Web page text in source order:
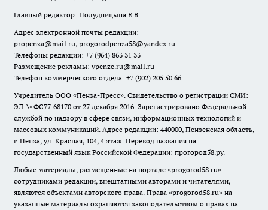
Главный редактор: Полудницына Е.В.
Адрес электронной почты редакции:
propenza@mail.ru, progorodpenza58@yandex.ru
Телефоны редакции: +7 (964) 863 31 33
Размещение рекламы: vpenze.ru@mail.ru
Телефон коммерческого отдела: +7 (902) 205 50 66
Учредитель ООО «Пенза-Пресс». Свидетельство о регистрации СМИ:
ЭЛ № ФС77-68170 от 27 декабря 2016. Зарегистрировано Федеральной
службой по надзору в сфере связи, информационных технологий и
массовых коммуникаций. Адрес редакции: 440000, Пензенская область,
г. Пенза, ул. Красная, 104, 4 этаж. Перевод названия на
государственный язык Российской Федерации: прогород58.ру.
Любые материалы, размещенные на портале «progorod58.ru»
сотрудниками редакции, внештатными авторами и читателями,
являются объектами авторского права. Права «progorod58.ru» на
указанные материалы охраняются законодательством о правах на